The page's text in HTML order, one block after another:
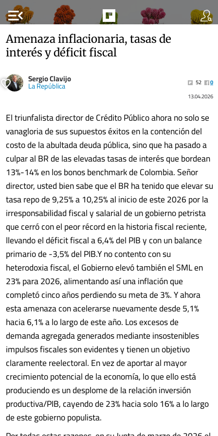
menu_open
Amenaza inflacionaria, tasas de
interés y déficit fiscal
Sergio Clavijo
La República 52
0
13.04.2026
El triunfalista director de Crédito Público ahora no solo se
vanagloria de sus supuestos éxitos en la contención del
costo de la abultada deuda pública, sino que ha pasado a
culpar al BR de las elevadas tasas de interés que bordean
13%-14% en los bonos benchmark de Colombia. Señor
director, usted bien sabe que el BR ha tenido que elevar su
tasa repo de 9,25% a 10,25% al inicio de este 2026 por la
irresponsabilidad fiscal y salarial de un gobierno petrista
que cerró con el peor récord en la historia fiscal reciente,
llevando el déficit fiscal a 6,4% del PIB y con un balance
primario de -3,5% del PIB.Y no contento con su
heterodoxia fiscal, el Gobierno elevó también el SML en
23% para 2026, alimentando así una inflación que
completó cinco años perdiendo su meta de 3%. Y ahora
esta amenaza con acelerarse nuevamente desde 5,1%
hacia 6,1% a lo largo de este año. Los excesos de
demanda agregada generados mediante insostenibles
impulsos fiscales son evidentes y tienen un objetivo
claramente reelectoral. En vez de aportar al mayor
crecimiento potencial de la economía, lo que ello está
produciendo es un desplome de la relación inversión
productiva/PIB, cayendo de 23% hacia solo 16% a lo largo
de este gobierno populista.